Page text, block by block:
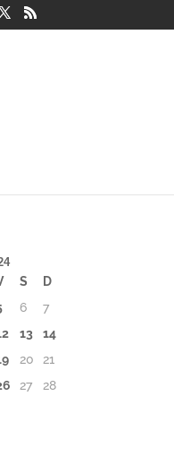
S
D
6
7
13
14
20
21
27
28